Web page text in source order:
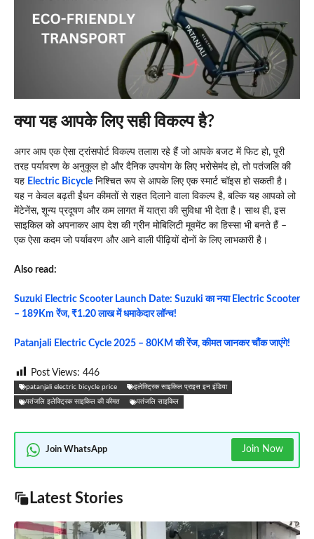
क्या यह आपके लिए सही विकल्प है?
अगर आप एक ऐसा ट्रांसपोर्ट विकल्प तलाश रहे हैं जो आपके बजट में फिट हो, पूरी
तरह पर्यावरण के अनुकूल हो और दैनिक उपयोग के लिए भरोसेमंद हो, तो पतंजलि की
यह Electric Bicycle निश्चित रूप से आपके लिए एक स्मार्ट चॉइस हो सकती है।
यह न केवल बढ़ती ईंधन कीमतों से राहत दिलाने वाला विकल्प है, बल्कि यह आपको लो
मेंटेनेंस, शून्य प्रदूषण और कम लागत में यात्रा की सुविधा भी देता है। साथ ही, इस
साइकिल को अपनाकर आप देश की ग्रीन मोबिलिटी मूवमेंट का हिस्सा भी बनते हैं –
एक ऐसा कदम जो पर्यावरण और आने वाली पीढ़ियों दोनों के लिए लाभकारी है।
Also read:
Suzuki Electric Scooter Launch Date: Suzuki का नया Electric Scooter
– 189Km रेंज, ₹1.20 लाख में धमाकेदार लॉन्च!
Patanjali Electric Cycle 2025 – 80KM की रेंज, कीमत जानकर चौंक जाएंगे!
Post Views: 446
patanjali electric bicycle price इलेक्ट्रिक साइकिल प्राइस इन इंडिया
पतंजलि इलेक्ट्रिक साइकिल की कीमत ‎पतंजलि साइकिल
Join WhatsApp Join Now
Latest Stories